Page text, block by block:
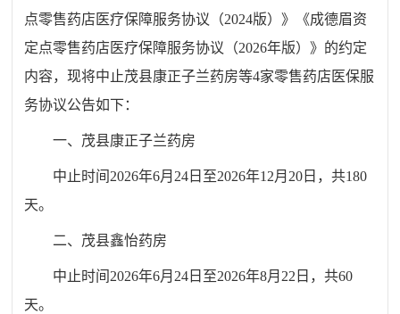
点零售药店医疗保障服务协议（2024版）》《成德眉资
定点零售药店医疗保障服务协议（2026年版）》的约定
内容，现将中止茂县康正子兰药房等4家零售药店医保服
务协议公告如下：
一、茂县康正子兰药房
中止时间2026年6月24日至2026年12月20日，共180
天。
二、茂县鑫怡药房
中止时间2026年6月24日至2026年8月22日，共60
天。